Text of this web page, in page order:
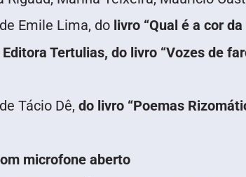
de Emile Lima, do livro “Qual é a cor
Tertulias, do livro “Vozes de
de Tácio Dê, do livro “Poemas
microfone aberto